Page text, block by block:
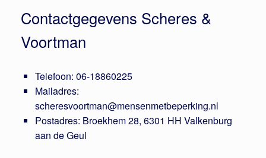
Contactgegevens Scheres &
Voortman
Telefoon: 06-18860225
Mailadres:
scheresvoortman@mensenmetbeperking.nl
Postadres: Broekhem 28, 6301 HH Valkenburg
aan de Geul